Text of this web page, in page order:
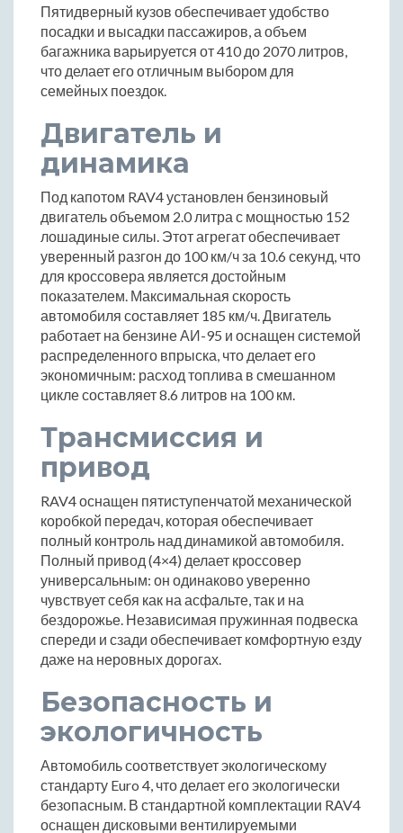
Пятидверный кузов обеспечивает удобство
посадки и высадки пассажиров, а объем
багажника варьируется от 410 до 2070 литров,
что делает его отличным выбором для
семейных поездок.
Двигатель и
динамика
Под капотом RAV4 установлен бензиновый
двигатель объемом 2.0 литра с мощностью 152
лошадиные силы. Этот агрегат обеспечивает
уверенный разгон до 100 км/ч за 10.6 секунд, что
для кроссовера является достойным
показателем. Максимальная скорость
автомобиля составляет 185 км/ч. Двигатель
работает на бензине АИ-95 и оснащен системой
распределенного впрыска, что делает его
экономичным: расход топлива в смешанном
цикле составляет 8.6 литров на 100 км.
Трансмиссия и
привод
RAV4 оснащен пятиступенчатой механической
коробкой передач, которая обеспечивает
полный контроль над динамикой автомобиля.
Полный привод (4×4) делает кроссовер
универсальным: он одинаково уверенно
чувствует себя как на асфальте, так и на
бездорожье. Независимая пружинная подвеска
спереди и сзади обеспечивает комфортную езду
даже на неровных дорогах.
Безопасность и
экологичность
Автомобиль соответствует экологическому
стандарту Euro 4, что делает его экологически
безопасным. В стандартной комплектации RAV4
оснащен дисковыми вентилируемыми